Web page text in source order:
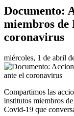
Documento:
miembros de
coronavirus
miércoles, 1 de abril
Compartimos las
institutos miembros
Covid-19 que